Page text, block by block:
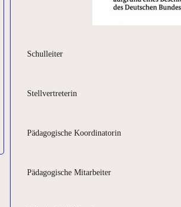
Schulleiter
Stellvertreterin
Pädagogische Koordinatorin
Pädagogische Mitarbeiter